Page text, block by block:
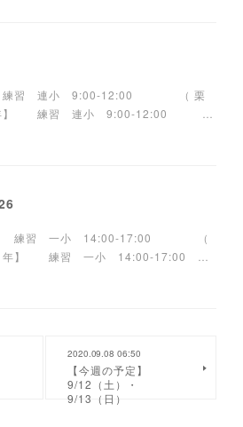
練習 連小 9:00-12:00 （ 栗
５年】 練習 連小 9:00-12:00 …
】 練習 一小 14:00-17:00 （
５年】 練習 一小 14:00-17:00 …
2020.09.08 06:50
【今週の予定】
9/12（土）・
9/13（日）